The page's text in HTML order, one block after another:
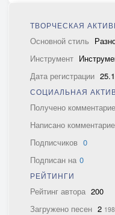
ТВОРЧЕСКАЯ
Основной стиль
Инструмент
Дата регистрации
СОЦИАЛЬНАЯ
Получено
Написано
Подписчиков 0
Подписан на 0
РЕЙТИНГИ
Рейтинг автора 200
Загружено песен 2 198